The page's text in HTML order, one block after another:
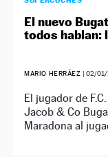
El nuevo
todos hablan:
MARIO HERRÁEZ | 02/
El jugador de
Jacob & Co
Maradona al